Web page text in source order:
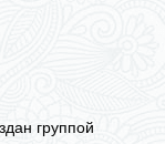
группой